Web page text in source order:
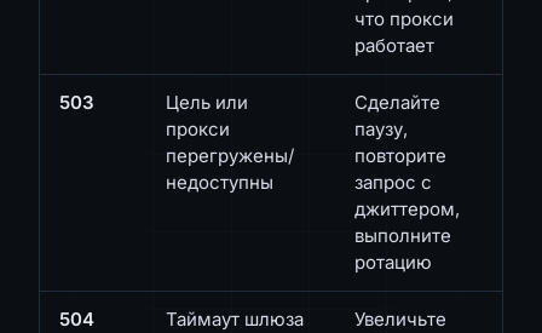
что прокси
работает
503
Цель или
прокси
перегружены/
недоступны
Сделайте
паузу,
повторите
запрос с
джиттером,
выполните
ротацию
504
Таймаут шлюза
Увеличьте